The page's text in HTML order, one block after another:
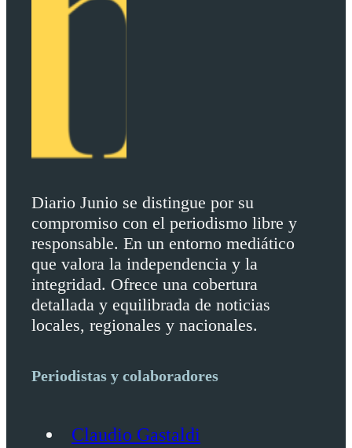
Diario Junio se distingue por su
compromiso con el periodismo libre y
responsable. En un entorno mediático
que valora la independencia y la
integridad. Ofrece una cobertura
detallada y equilibrada de noticias
locales, regionales y nacionales.
Periodistas y colaboradores
Claudio Gastaldi